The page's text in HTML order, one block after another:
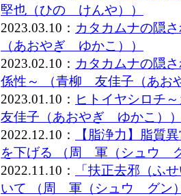
堅也（ひの けんや））
2023.03.10： カタカムナの隠
（あおやぎ ゆかこ））
2023.02.10： カタカムナの隠
係性～ （青柳 友佳子（あお
2023.01.10： ヒトイヤシロチ
友佳子（あおやぎ ゆかこ）
2022.12.10：
【脂浄力】脂質
を下げる （周 軍（シュウ
2022.11.10：
「扶正去邪（ふ
いて （周 軍（シュウ グン